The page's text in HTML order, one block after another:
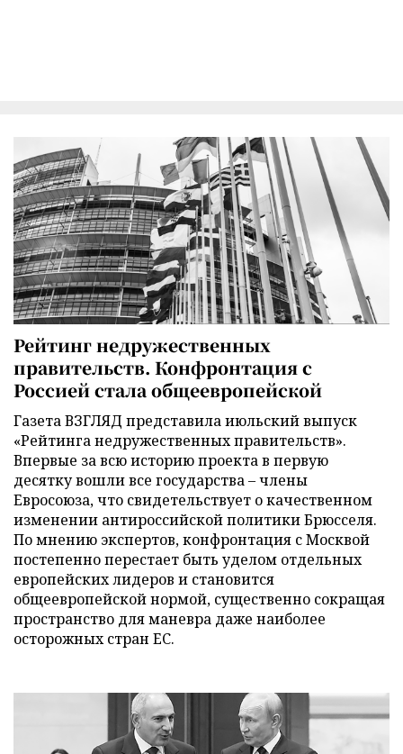
Рейтинг недружественных
правительств. Конфронтация с
Россией стала общеевропейской
Газета ВЗГЛЯД представила июльский выпуск
«Рейтинга недружественных правительств».
Впервые за всю историю проекта в первую
десятку вошли все государства – члены
Евросоюза, что свидетельствует о качественном
изменении антироссийской политики Брюсселя.
По мнению экспертов, конфронтация с Москвой
постепенно перестает быть уделом отдельных
европейских лидеров и становится
общеевропейской нормой, существенно сокращая
пространство для маневра даже наиболее
осторожных стран ЕС.